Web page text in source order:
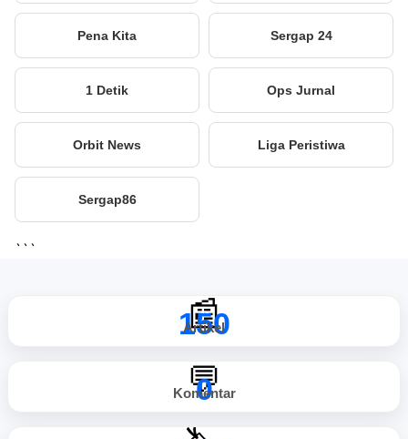
Pena Kita Sergap 24
1 Detik Ops Jurnal
Orbit News Liga Peristiwa
Sergap86
```
📰
150
Artikel
💬
0
Komentar